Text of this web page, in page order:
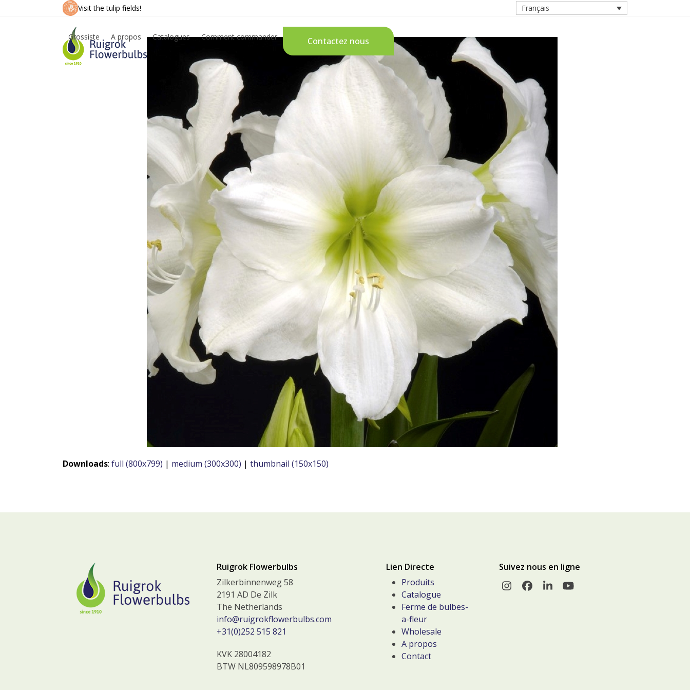
Visit the tulip fields! Français
Grossiste A propos Catalogues Comment commander Contactez nous
Downloads: full (800x799) | medium (300x300) | thumbnail (150x150)
Ruigrok Flowerbulbs
Zilkerbinnenweg 58
2191 AD De Zilk
The Netherlands
info@ruigrokflowerbulbs.com
+31(0)252 515 821
KVK 28004182
BTW NL809598978B01
Lien Directe
Produits
Catalogue
Ferme de bulbes-
a-fleur
Wholesale
A propos
Contact
Suivez nous en ligne
Instagram
Facebook
LinkedInYouTube